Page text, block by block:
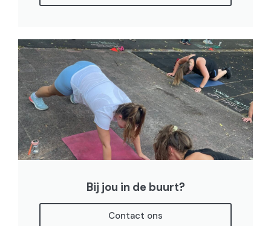
Bij jou in de buurt?
Contact ons